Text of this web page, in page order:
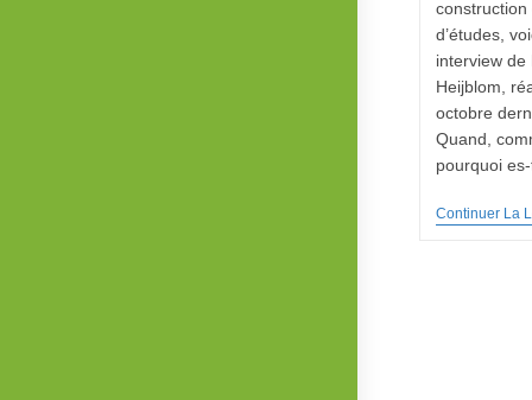
construction
d’études,
interview de
Heijblom,
octobre
Quand,
pourquoi
Continuer La